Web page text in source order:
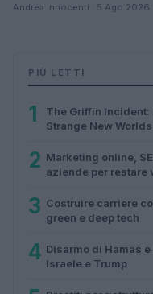
Andrea Innocenti · 5 Ago 2026
PIÙ LETTI
1
The Griffin Incident:
Strange New
2 Marketing online,
aziende per restare
3 Costruire carriere
green e deep tech
4 Disarmo di Hamas
Israele e Trump